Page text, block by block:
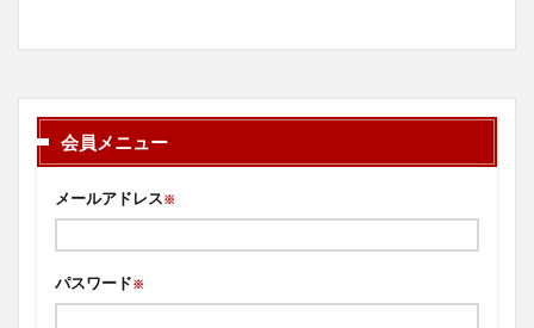
会員メニュー
メールアドレス※
パスワード※